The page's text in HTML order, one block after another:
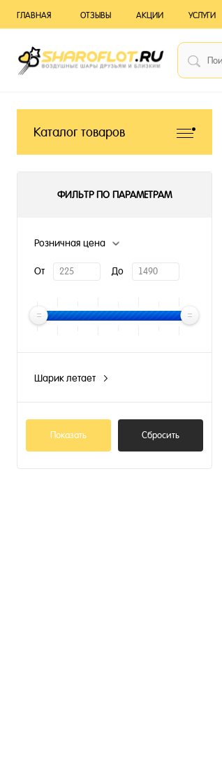
ГЛАВНАЯ ОТЗЫВЫ АКЦИИ УСЛУГИ
Каталог товаров
ФИЛЬТР ПО ПАРАМЕТРАМ
Розничная цена
От До
Шарик летает
Показать Сбросить